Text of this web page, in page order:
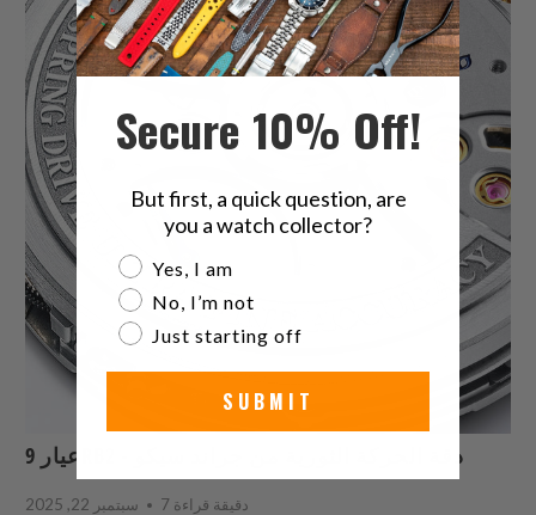
عيار 9RB2 - دقة الحركة الثورية من جراند سيكو
سبتمبر 22, 2025 7 دقيقة قراءة
Secure 10% Off!
But first, a quick question, are
you a watch collector?
Are you a watch collector?
Yes, I am
No, I’m not
Just starting off
SUBMIT